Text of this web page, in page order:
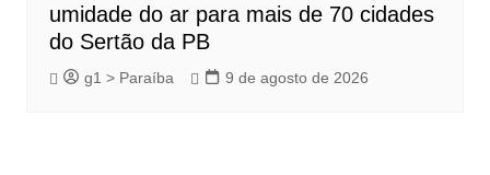
umidade do ar para mais de 70 cidades
do Sertão da PB
g1 > Paraíba 9 de agosto de 2026